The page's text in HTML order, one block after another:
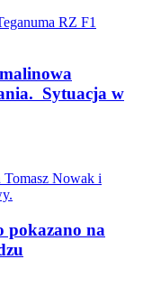
Sytuacja w
pokazano na